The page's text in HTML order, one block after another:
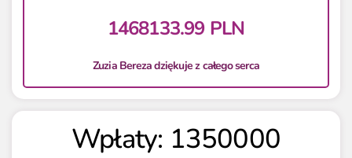
1468133.99 PLN
Zuzia Bereza dziękuje z całego serca
Wpłaty: 1350000